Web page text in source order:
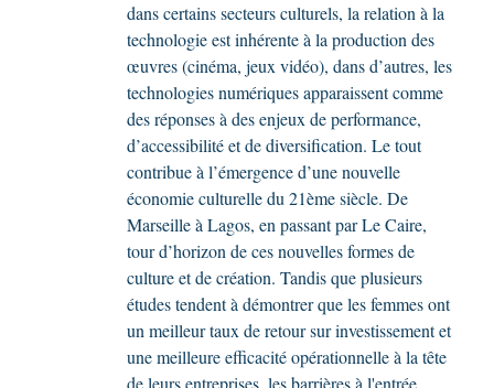
dans certains secteurs culturels, la relation à la
technologie est inhérente à la production des
œuvres (cinéma, jeux vidéo), dans d’autres, les
technologies numériques apparaissent comme
des réponses à des enjeux de performance,
d’accessibilité et de diversification. Le tout
contribue à l’émergence d’une nouvelle
économie culturelle du 21ème siècle. De
Marseille à Lagos, en passant par Le Caire,
tour d’horizon de ces nouvelles formes de
culture et de création. Tandis que plusieurs
études tendent à démontrer que les femmes ont
un meilleur taux de retour sur investissement et
une meilleure efficacité opérationnelle à la tête
de leurs entreprises, les barrières à l'entrée